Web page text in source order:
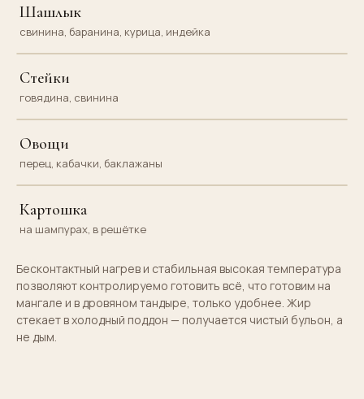
Шашлык
свинина, баранина, курица, индейка
Стейки
говядина, свинина
Овощи
перец, кабачки, баклажаны
Картошка
на шампурах, в решётке
Бесконтактный нагрев и стабильная высокая температура
позволяют контролируемо готовить всё, что готовим на
мангале и в дровяном тандыре, только удобнее. Жир
стекает в холодный поддон — получается чистый бульон, а
не дым.